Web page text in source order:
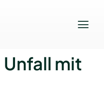
Unfall mit